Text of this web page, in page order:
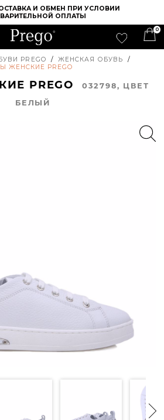
И ОБМЕН ПРИ УСЛОВИИ
ОПЛАТЫ
0
PREGO / ЖЕНСКАЯ ОБУВЬ
/
ЖЕНСКИЕ PREGO
PREGO
032798, ЦВЕТ
БЕЛЫЙ